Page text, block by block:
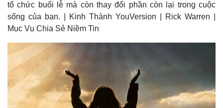
tổ chức buổi lễ mà còn thay đổi phần còn lại trong cuộc
sống của bạn. | Kinh Thánh YouVersion | Rick Warren |
Mục Vụ Chia Sẻ Niềm Tin